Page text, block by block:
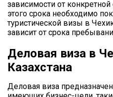
зависимости от
этого срока необходимо
туристической визы в
зависит от срока
Деловая виза в
Казахстана
Деловая виза